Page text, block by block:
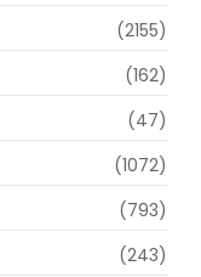
(2155)
(162)
(47)
(1072)
(793)
(243)